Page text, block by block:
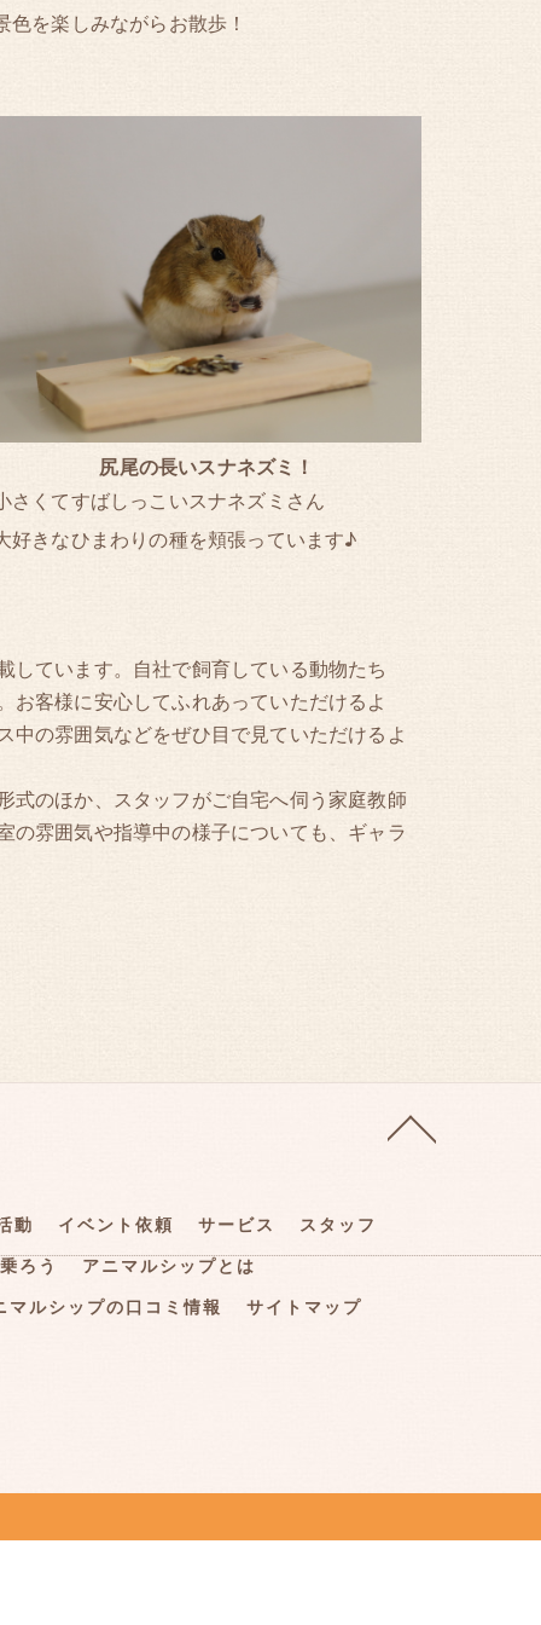
色を楽しみながらお散歩！
尻尾の長いスナネズミ！
さくてすばしっこいスナネズミさん
好きなひまわりの種を頬張っています♪
ています。自社で飼育している動物たち
客様に安心してふれあっていただけるよ
の雰囲気などをぜひ目で見ていただけるよ
のほか、スタッフがご自宅へ伺う家庭教師
雰囲気や指導中の様子についても、ギャラ
動 イベント依頼 サービス
スタッフ
ろう
アニマルシップとは
ルシップの口コミ情報
サイトマップ